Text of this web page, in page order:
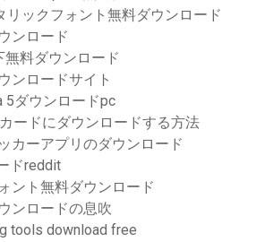
リックフォント無料ダウンロード
ンロード
料ダウンロード
ンロードサイト
5ダウンロードpc
ードにダウンロードする方法
カーアプリのダウンロード
ドreddit
ント無料ダウンロード
ンロードの息吹
tools download free